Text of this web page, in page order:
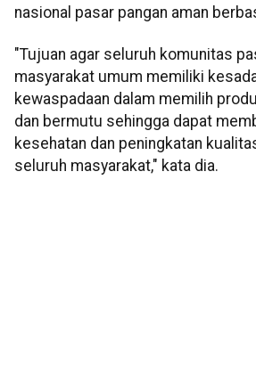
nasional pasar pangan aman
"Tujuan agar seluruh komunitas
masyarakat umum memiliki
kewaspadaan dalam memilih
dan bermutu sehingga dapat
kesehatan dan peningkatan
seluruh masyarakat," kata dia.